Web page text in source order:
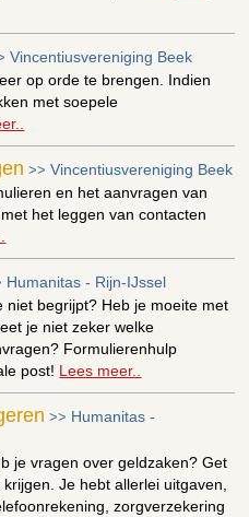
Vincentiusvereniging Beek
op orde te brengen. Indien
met soepele
>>Vincentiusvereniging Beek
en het aanvragen van
het leggen van contacten
Humanitas - Rijn-IJssel
niet begrijpt? Heb je moeite met
je niet zeker welke
Formulierenhulp
post! Lees meer..
>> Humanitas -
je vragen over geldzaken? Get
Je hebt allerlei uitgaven,
zorgverzekering